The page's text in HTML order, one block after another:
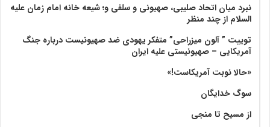
نبرد میان اتحاد صلیبی، صهیونی و سلفی و؛ شیعه خانه امام زمان علیه
السلام از چند منظر
توییت ” آلون میزراحی” متفکر یهودی ضد صهیونیست درباره جنگ
آمریکایی – صهیونیستی علیه ایران
«حالا نوبت آمریکاست!»
سوگ خدایگان
از مسیح تا منجی